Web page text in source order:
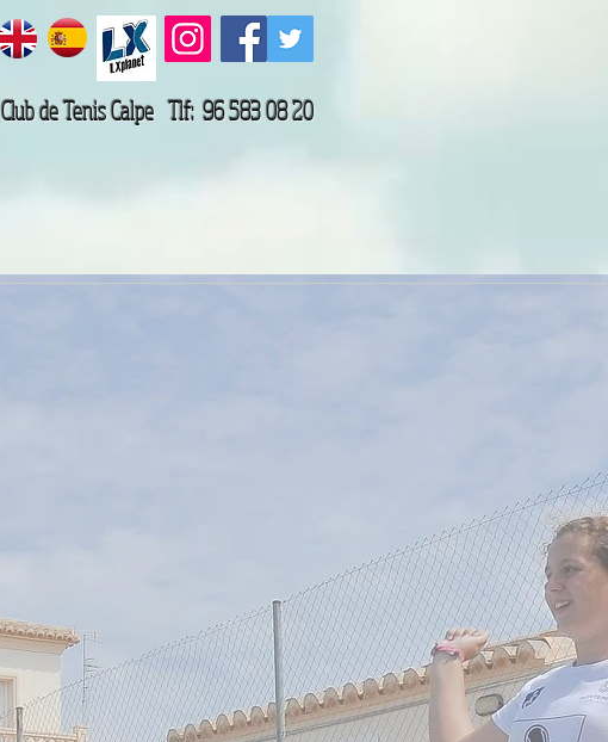
Club de Tenis Calpe Tlf: 96 583 08 20